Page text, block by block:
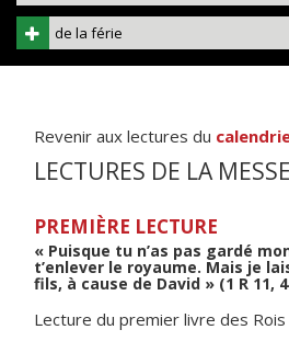
de la férie
Revenir aux lectures du
LECTURES DE LA MESSE
PREMIÈRE LECTURE
« Puisque tu n’as pas gardé
t’enlever le royaume. Mais je
fils, à cause de David » (1 R 11,
Lecture du premier livre des Rois